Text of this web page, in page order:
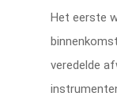
Het eerste
veredelde